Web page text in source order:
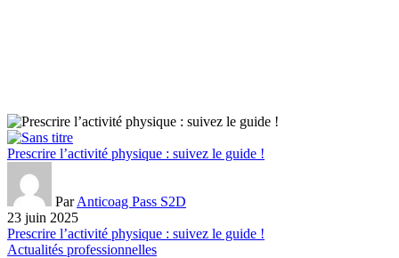
Prescrire l’activité physique : suivez le guide !
ParAnticoag Pass S2D
23 juin 2025
Prescrire l’activité physique : suivez le guide !
Actualités professionnelles